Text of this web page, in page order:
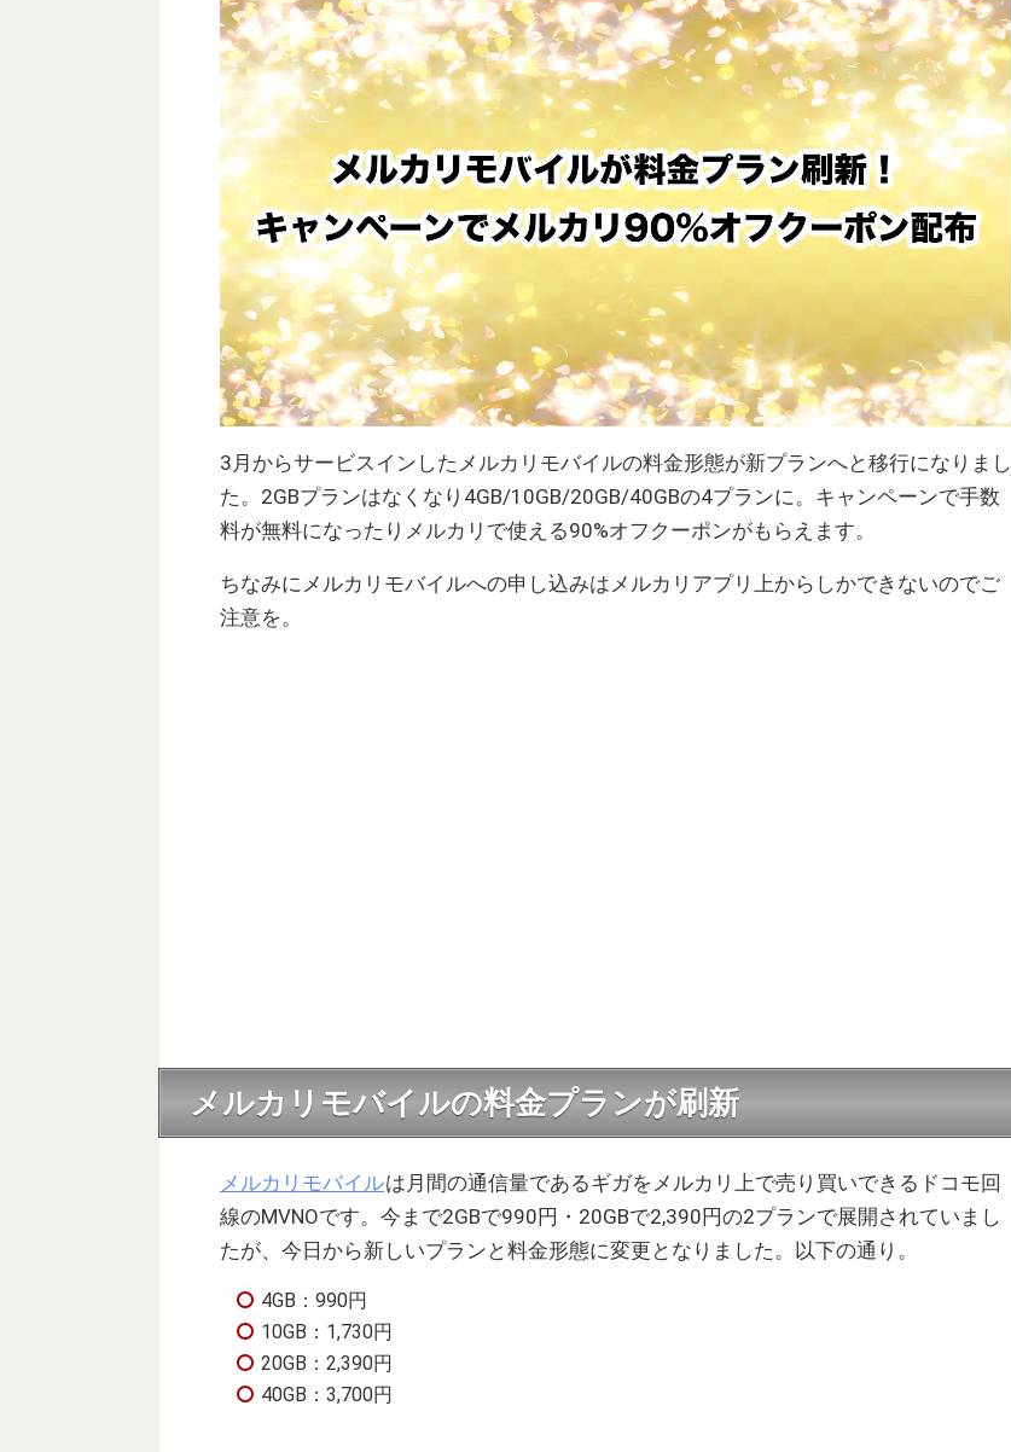
3月からサービスインしたメルカリモバイルの料金形態が新プランへと移行になりまし
た。2GBプランはなくなり4GB/10GB/20GB/40GBの4プランに。キャンペーンで手数
料が無料になったりメルカリで使える90%オフクーポンがもらえます。
ちなみにメルカリモバイルへの申し込みはメルカリアプリ上からしかできないのでご
注意を。
メルカリモバイルの料金プランが刷新
メルカリモバイルは月間の通信量であるギガをメルカリ上で売り買いできるドコモ回
線のMVNOです。今まで2GBで990円・20GBで2,390円の2プランで展開されていまし
たが、今日から新しいプランと料金形態に変更となりました。以下の通り。
4GB：990円
10GB：1,730円
20GB：2,390円
40GB：3,700円